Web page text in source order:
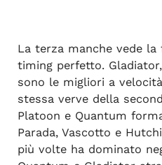
La terza manche vede
timing perfetto.
sono le migliori a
stessa verve della
Platoon e Quantum
Parada, Vascotto e
più volte ha dominato